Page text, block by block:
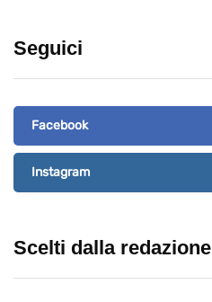
Seguici
Facebook
Instagram
Scelti dalla redazione